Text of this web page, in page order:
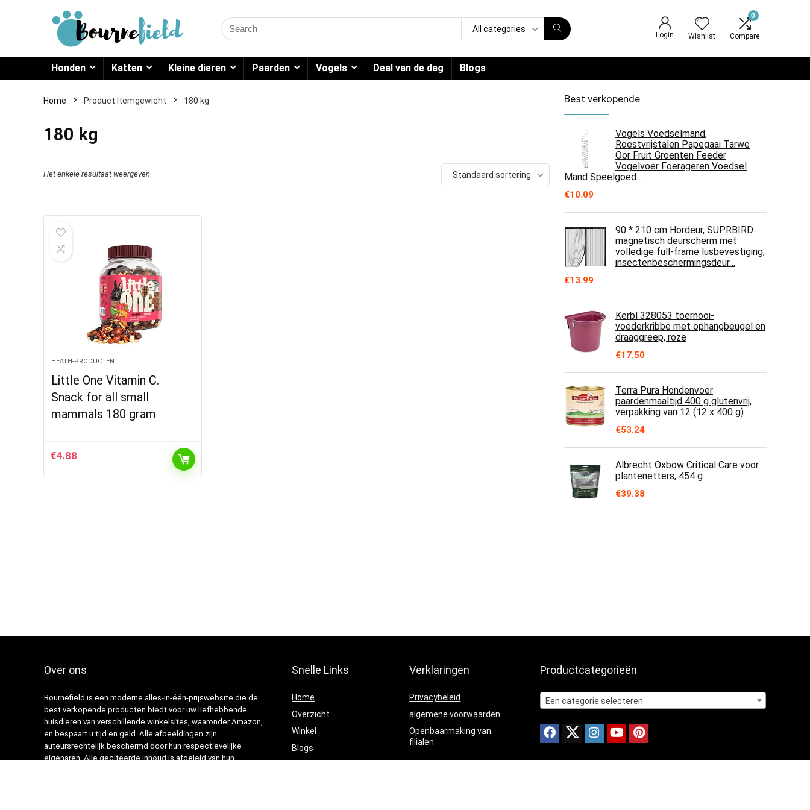
Search
for:
All categories
Login Wishlist
0
Compare
Honden Katten Kleine dieren Paarden Vogels Deal van de dag Blogs
Home Product Itemgewicht 180 kg
180 kg
Het enkele resultaat weergeven Standaard sortering
HEATH-PRODUCTEN
Little One Vitamin C.
Snack for all small
mammals 180 gram
€4.88
Best verkopende
Vogels Voedselmand,
Roestvrijstalen Papegaai Tarwe
Oor Fruit Groenten Feeder
Vogelvoer Foerageren Voedsel
Mand Speelgoed…
€10.09
90 * 210 cm Hordeur, SUPRBIRD
magnetisch deurscherm met
volledige full-frame lusbevestiging,
insectenbeschermingsdeur…
€13.99
Kerbl 328053 toernooi-
voederkribbe met ophangbeugel en
draaggreep, roze
€17.50
Terra Pura Hondenvoer
paardenmaaltijd 400 g glutenvrij,
verpakking van 12 (12 x 400 g)
€53.24
Albrecht Oxbow Critical Care voor
plantenetters, 454 g
€39.38
Over ons
Bournefield is een moderne alles-in-één-prijswebsite die de
best verkopende producten biedt voor uw liefhebbende
huisdieren van verschillende winkelsites, waaronder Amazon,
en bespaart u tijd en geld. Alle afbeeldingen zijn
auteursrechtelijk beschermd door hun respectievelijke
eigenaren. Alle geciteerde inhoud is afgeleid van hun
Snelle Links
Home
Overzicht
Winkel
Blogs
Verklaringen
Privacybeleid
algemene voorwaarden
Openbaarmaking van
filialen
Productcategorieën
Een categorie selecteren